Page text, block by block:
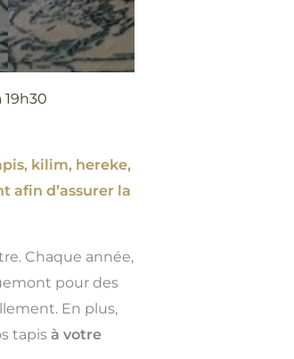
19h30
kilim, hereke,
afin d’assurer la
Chaque année,
pour des
En plus,
tapis à votre